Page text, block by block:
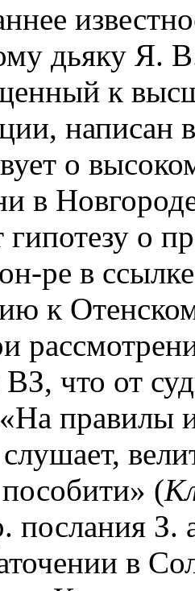
дьяку Я.
к
написан
о
в
гипотезу о
ре в
к
что от
правилы
(
послания З.
в